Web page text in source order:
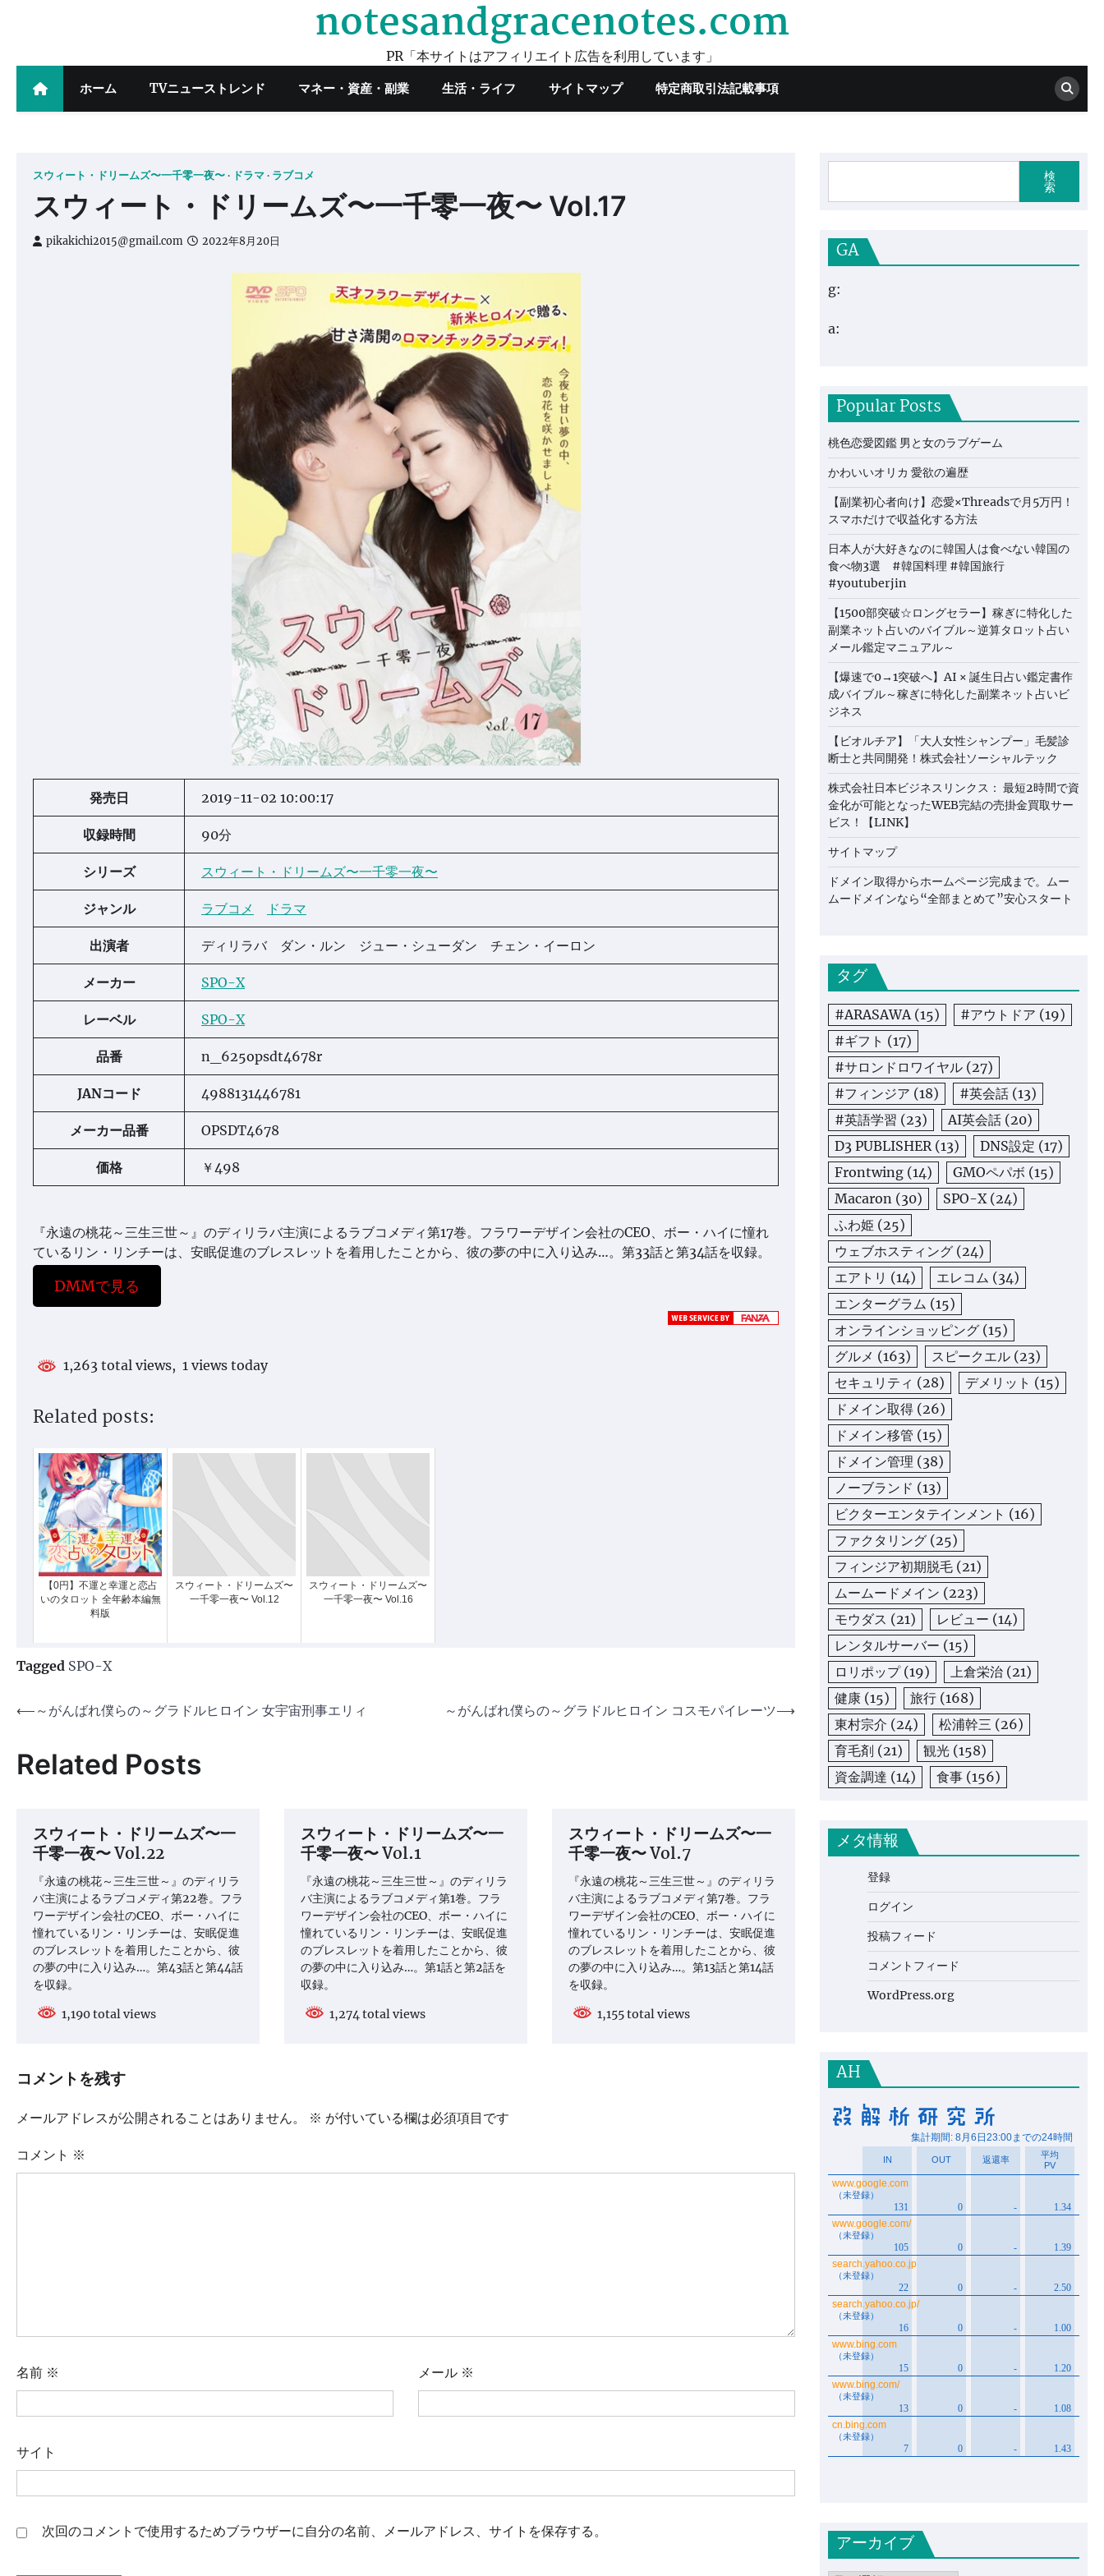
notesandgracenotes.com
PR「本サイトはアフィリエイト広告を利用しています」
ホーム TVニューストレンド マネー・資産・副業 生活・ライフ サイトマップ 特定商取引法記載事項
スウィート・ドリームズ〜一千零一夜〜 ドラマ ラブコメ
スウィート・ドリームズ〜一千零一夜〜 Vol.17
pikakichi2015@gmail.com 2022年8月20日
発売日 2019-11-02 10:00:17
収録時間 90分
シリーズ スウィート・ドリームズ〜一千零一夜〜
ジャンル ラブコメ ドラマ
出演者 ディリラバ ダン・ルン ジュー・シューダン チェン・イーロン
メーカー SPO-X
レーベル SPO-X
品番 n_625opsdt4678r
JANコード 4988131446781
メーカー品番 OPSDT4678
価格 ￥498
『永遠の桃花～三生三世～』のディリラバ主演によるラブコメディ第17巻。フラワーデザイン会社のCEO、ボー・ハイに憧れ
ているリン・リンチーは、安眠促進のブレスレットを着用したことから、彼の夢の中に入り込み…。第33話と第34話を収録。
DMMで見る
1,263 total views, 1 views today
Related posts:
【0円】不運と幸運と恋占
いのタロット 全年齢本編無
料版
スウィート・ドリームズ〜
一千零一夜〜 Vol.12
スウィート・ドリームズ〜
一千零一夜〜 Vol.16
Tagged SPO-X
投
ナ
⟵ ～がんばれ僕らの～グラドルヒロイン 女宇宙刑事エリィ ～がんばれ僕らの～グラドルヒロイン コスモパイレーツ⟶
Related Posts
スウィート・ドリームズ〜一
千零一夜〜 Vol.22
『永遠の桃花～三生三世～』のディリラ
バ主演によるラブコメディ第22巻。フラ
ワーデザイン会社のCEO、ボー・ハイに
憧れているリン・リンチーは、安眠促進
のブレスレットを着用したことから、彼
の夢の中に入り込み…。第43話と第44話
を収録。
1,190 total views
スウィート・ドリームズ〜一
千零一夜〜 Vol.1
『永遠の桃花～三生三世～』のディリラ
バ主演によるラブコメディ第1巻。フラ
ワーデザイン会社のCEO、ボー・ハイに
憧れているリン・リンチーは、安眠促進
のブレスレットを着用したことから、彼
の夢の中に入り込み…。第1話と第2話を
収録。
1,274 total views
スウィート・ドリームズ〜一
千零一夜〜 Vol.7
『永遠の桃花～三生三世～』のディリラ
バ主演によるラブコメディ第7巻。フラ
ワーデザイン会社のCEO、ボー・ハイに
憧れているリン・リンチーは、安眠促進
のブレスレットを着用したことから、彼
の夢の中に入り込み…。第13話と第14話
を収録。
1,155 total views
コメントを残す
メールアドレスが公開されることはありません。 ※ が付いている欄は必須項目です
コメント ※
名前 ※ メール ※
サイト
次回のコメントで使用するためブラウザーに自分の名前、メールアドレス、サイトを保存する。
検
索
GA
g:
a:
Popular Posts
桃色恋愛図鑑 男と女のラブゲーム
かわいいオリカ 愛欲の遍歴
【副業初心者向け】恋愛×Threadsで月5万円！
スマホだけで収益化する方法
日本人が大好きなのに韓国人は食べない韓国の
食べ物3選 #韓国料理 #韓国旅行
#youtuberjin
【1500部突破☆ロングセラー】稼ぎに特化した
副業ネット占いのバイブル～逆算タロット占い
メール鑑定マニュアル～
【爆速で0→1突破へ】AI × 誕生日占い鑑定書作
成バイブル～稼ぎに特化した副業ネット占いビ
ジネス
【ビオルチア】「大人女性シャンプー」毛髪診
断士と共同開発！株式会社ソーシャルテック
株式会社日本ビジネスリンクス： 最短2時間で資
金化が可能となったWEB完結の売掛金買取サー
ビス！【LINK】
サイトマップ
ドメイン取得からホームページ完成まで。ムー
ムードメインなら“全部まとめて”安心スタート
タグ
#ARASAWA(15) #アウトドア (19)
#ギフト (17)
#サロンドロワイヤル (27)
#フィンジア (18) #英会話 (13)
#英語学習 (23) AI英会話 (20)
D3 PUBLISHER(13) DNS設定 (17)
Frontwing (14) GMOペパボ (15)
Macaron (30) SPO-X(24)
ふわ姫 (25)
ウェブホスティング (24)
エアトリ (14) エレコム (34)
エンターグラム (15)
オンラインショッピング (15)
グルメ (163) スピークエル (23)
セキュリティ (28) デメリット (15)
ドメイン取得 (26)
ドメイン移管 (15)
ドメイン管理 (38)
ノーブランド (13)
ビクターエンタテインメント (16)
ファクタリング (25)
フィンジア初期脱毛 (21)
ムームードメイン (223)
モウダス (21) レビュー (14)
レンタルサーバー (15)
ロリポップ(19) 上倉栄治 (21)
健康 (15) 旅行 (168)
東村宗介 (24) 松浦幹三 (26)
育毛剤 (21) 観光 (158)
資金調達 (14) 食事 (156)
メタ情報
登録
ログイン
投稿フィード
コメントフィード
WordPress.org
AH
アーカイブ